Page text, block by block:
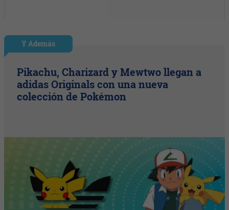
Y Además
Pikachu, Charizard y Mewtwo llegan a
adidas Originals con una nueva
colección de Pokémon